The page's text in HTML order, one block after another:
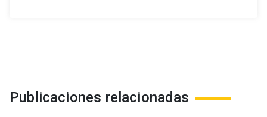
Publicaciones relacionadas